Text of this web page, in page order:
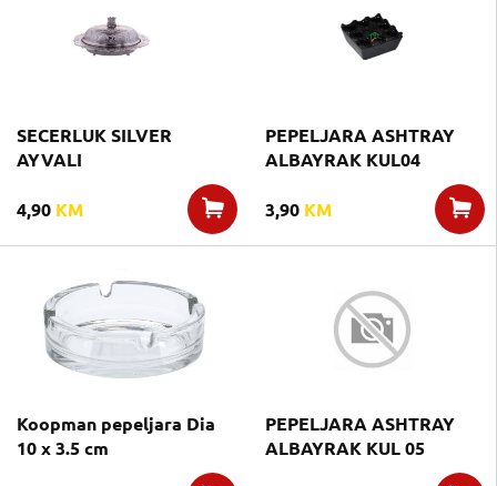
SECERLUK SILVER
AYVALI
4,90 KM
PEPELJARA ASHTRAY
ALBAYRAK KUL04
3,90 KM
Koopman pepeljara Dia
10 x 3.5 cm
PEPELJARA ASHTRAY
ALBAYRAK KUL 05